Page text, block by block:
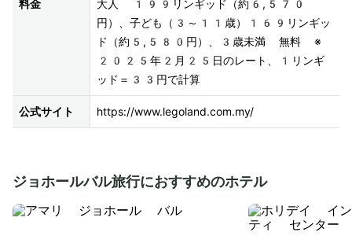
料金
大人 199リンギッド（約6,570
円）、子ども（3～11歳）169リンギッ
ド（約5,580円）、3歳未満 無料 ※
2025年2月25日のレート、1リンギ
ッド＝33円で計算
公式サイト https://www.legoland.com.my/
ジョホールバル旅行におすすめのホテル